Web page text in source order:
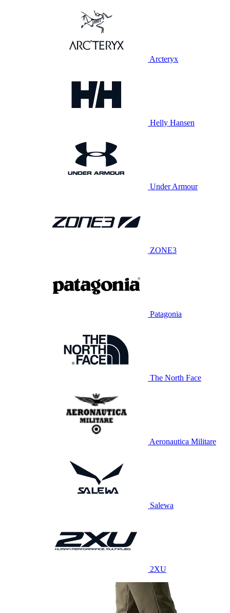
Arcteryx
Helly Hansen
Under Armour
ZONE3
Patagonia
The North Face
Aeronautica Militare
Salewa
2XU